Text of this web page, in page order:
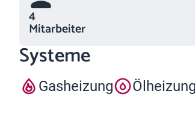
4
Mitarbeiter
Systeme
Gasheizung Ölheizung